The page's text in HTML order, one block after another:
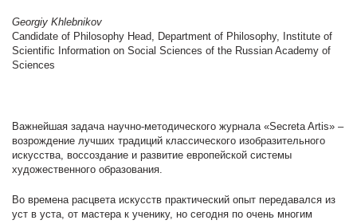
Georgiy Khlebnikov
Candidate of Philosophy Head, Department of Philosophy, Institute of
Scientific Information on Social Sciences of the Russian Academy of
Sciences
Важнейшая задача научно-методического журнала «Secreta Artis» –
возрождение лучших традиций классического изобразительного
искусства, воссоздание и развитие европейской системы
художественного образования.
Во времена расцвета искусств практический опыт передавался из
уст в уста, от мастера к ученику, но сегодня по очень многим